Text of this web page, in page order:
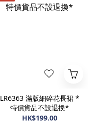
LR6363 滿版細碎花長裙 *
特價貨品不設退換*
HK$199.00